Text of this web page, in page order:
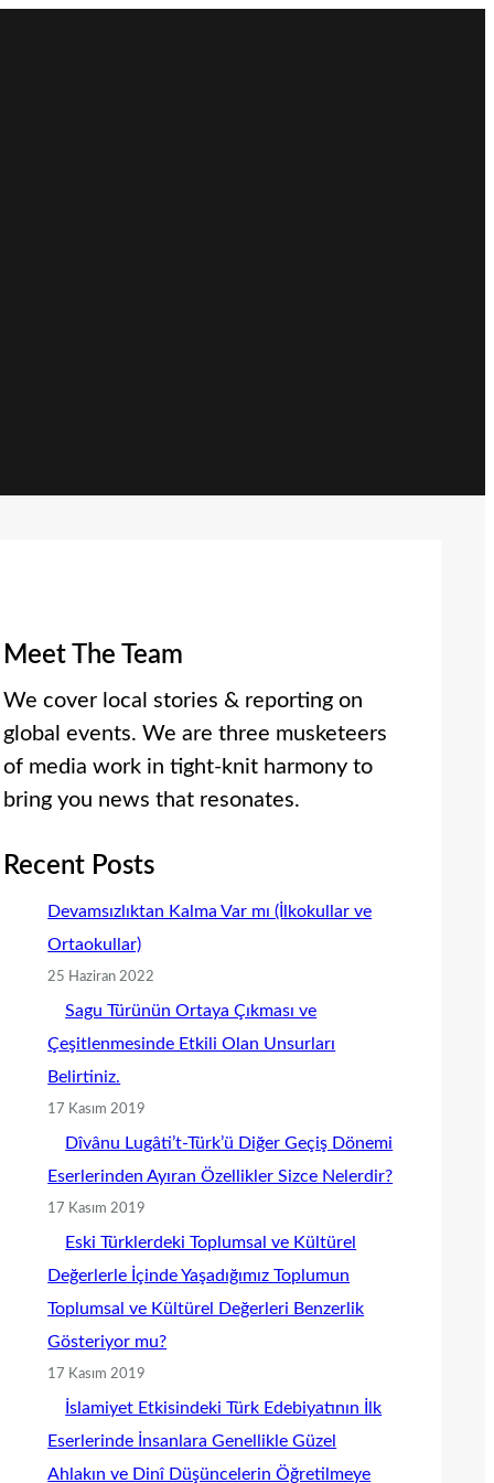
Meet The Team
We cover local stories & reporting on
global events. We are three musketeers
of media work in tight-knit harmony to
bring you news that resonates.
Recent Posts
Devamsızlıktan Kalma Var mı (İlkokullar ve
Ortaokullar)
25 Haziran 2022
Sagu Türünün Ortaya Çıkması ve
Çeşitlenmesinde Etkili Olan Unsurları
Belirtiniz.
17 Kasım 2019
Dîvânu Lugâti’t-Türk’ü Diğer Geçiş Dönemi
Eserlerinden Ayıran Özellikler Sizce Nelerdir?
17 Kasım 2019
Eski Türklerdeki Toplumsal ve Kültürel
Değerlerle İçinde Yaşadığımız Toplumun
Toplumsal ve Kültürel Değerleri Benzerlik
Gösteriyor mu?
17 Kasım 2019
İslamiyet Etkisindeki Türk Edebiyatının İlk
Eserlerinde İnsanlara Genellikle Güzel
Ahlakın ve Dinî Düşüncelerin Öğretilmeye